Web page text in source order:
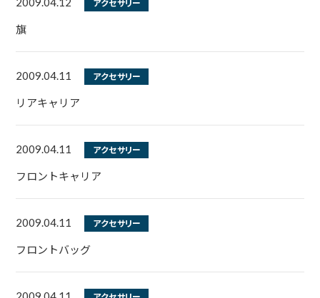
アクセサリー
旗
2009.04.11 アクセサリー
リアキャリア
2009.04.11 アクセサリー
フロントキャリア
2009.04.11 アクセサリー
フロントバッグ